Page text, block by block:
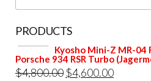
de
PRODUCTS
Kyosho Mini-Z MR-04
Porsche 934 RSR Turbo
$4,800.00 El
$4,600.00El